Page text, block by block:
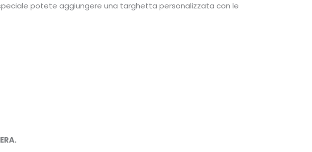
potete aggiungere una targhetta personalizzata con le